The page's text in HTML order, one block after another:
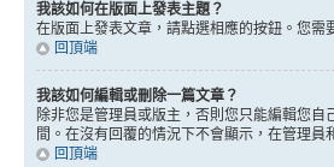
我該如何在版面上發表主題？
在版面上發表文章，請點選相應的按鈕。您
回頂端
我該如何編輯或刪除一篇文章？
除非您是管理員或版主，否則您只能編輯您自
間。在沒有回覆的情況下不會顯示，在管理
回頂端